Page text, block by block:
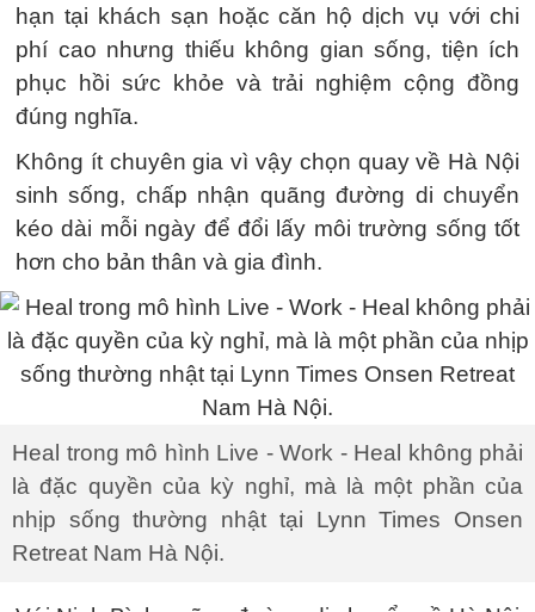
hạn tại khách sạn hoặc căn hộ dịch vụ với chi
phí cao nhưng thiếu không gian sống, tiện ích
phục hồi sức khỏe và trải nghiệm cộng đồng
đúng nghĩa.
Không ít chuyên gia vì vậy chọn quay về Hà Nội
sinh sống, chấp nhận quãng đường di chuyển
kéo dài mỗi ngày để đổi lấy môi trường sống tốt
hơn cho bản thân và gia đình.
Heal trong mô hình Live - Work - Heal không phải
là đặc quyền của kỳ nghỉ, mà là một phần của
nhịp sống thường nhật tại Lynn Times Onsen
Retreat Nam Hà Nội.